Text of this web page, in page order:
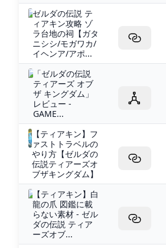
ゼルダの伝説 テ
ィアキン攻略 ゾ
ラ台地の祠【ガタ
ニシシ/モガワカ/
イヘンア/アポ...
「ゼルダの伝説
ティアーズ オブ
ザ キングダム」
レビュー -
GAME...
【ティアキン】フ
ァストトラベルの
やり方【ゼルダの
伝説ティアーズオ
ブザキングダム】
【ティアキン】白
龍の爪 図鑑に載
らない素材 - ゼル
ダの伝説 ティア
ーズオブ...